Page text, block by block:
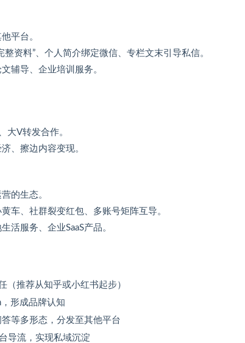
平台。
资料”、个人简介绑定微信、专栏文末引导私信。
辅导、企业培训服务。
大V转发合作。
、擦边内容变现。
的生态。
车、社群裂变红包、多账号矩阵互导。
活服务、企业SaaS产品。
（推荐从知乎或小红书起步）
形成品牌认知
等多形态，分发至其他平台
导流，实现私域沉淀